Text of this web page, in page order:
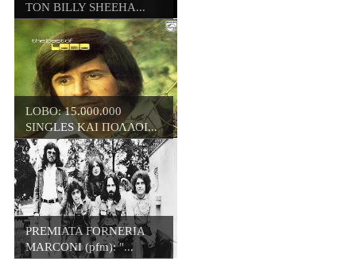
ΤΟΝ BILLY SHEEHA...
LOBO: 15.000.000
SINGLES ΚΑΙ ΠΟΛΛΟΙ...
PREMIATA FORNERIA
MARCONI (pfm): "...